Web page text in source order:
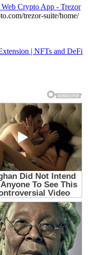
Crypto App - Trezor
trezor-suite/home/
| NFTs and DeFi